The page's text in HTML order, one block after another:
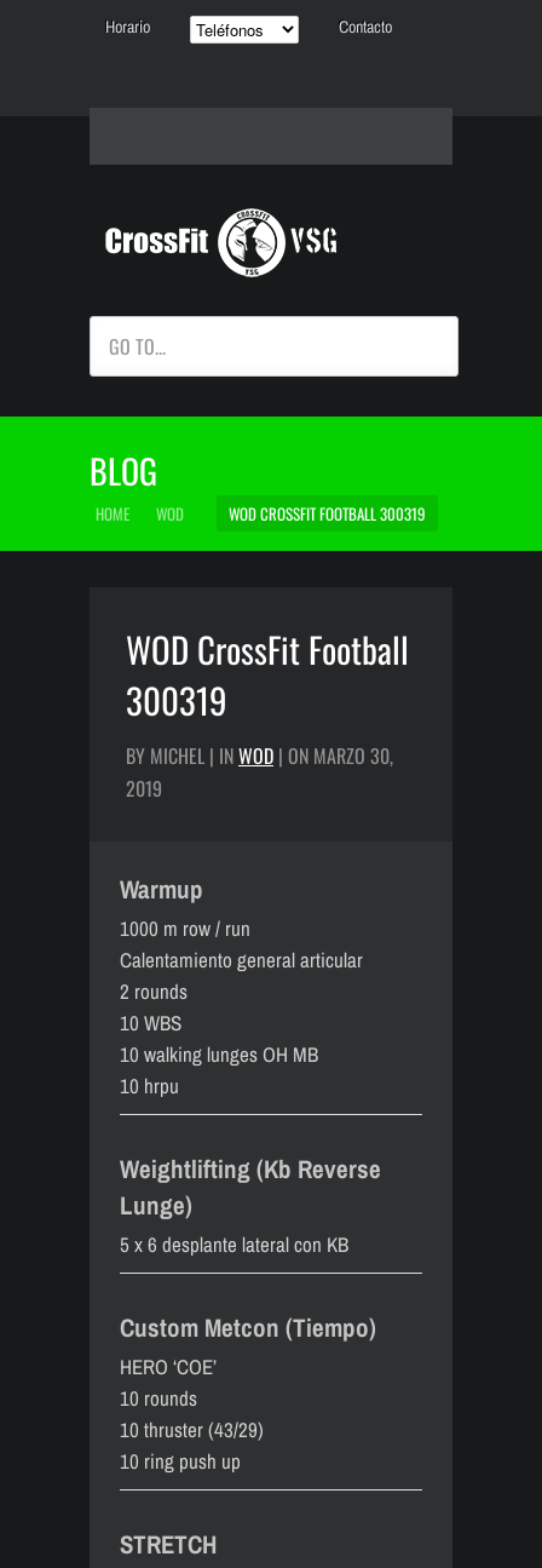
Horario Contacto
GO TO...
BLOG
HOME WOD WOD CROSSFIT FOOTBALL 300319
WOD CrossFit Football
300319
BY MICHEL | INWOD | ON MARZO 30,
2019
Warmup
1000 m row / run
Calentamiento general articular
2 rounds
10 WBS
10 walking lunges OH MB
10 hrpu
Weightlifting (Kb Reverse
Lunge)
5 x 6 desplante lateral con KB
Custom Metcon (Tiempo)
HERO ‘COE’
10 rounds
10 thruster (43/29)
10 ring push up
STRETCH